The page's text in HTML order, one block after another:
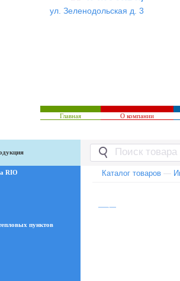
ул. Зеленодольская д. 3
Главная О компании
RIO
пунктов
Каталог товаров —